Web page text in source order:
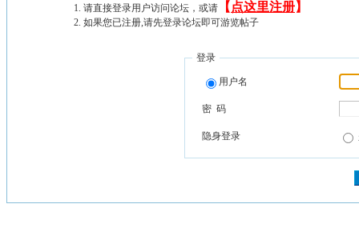
请直接登录用户访问论坛，或请 【 点这里注册】
如果您已注册,请先登录论坛即可游览帖子
登录
用户名
密 码
隐身登录